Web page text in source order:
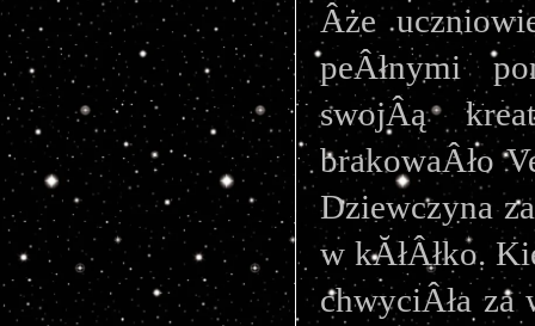
Âże
peÂłnymi
swojÂą
brakowaÂło
Dziewczyna
w kĂłÂłko.
chwyciÂła za